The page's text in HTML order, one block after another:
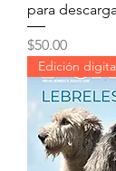
para
Precio
$50.00
Edición digital